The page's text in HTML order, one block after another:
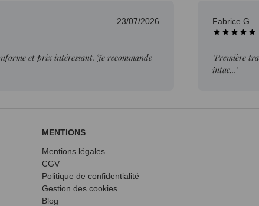
"Première transaction est une réussite. Livraison
MENTIONS
Mentions légales
CGV
Politique de confidentialité
Gestion des cookies
Blog